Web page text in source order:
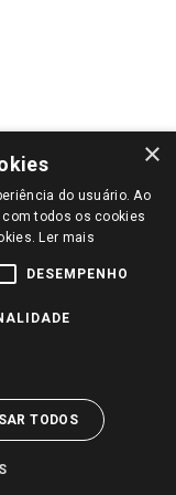
E SELECIONE A LOJA DE
DA SUA REGIÃO OU
SÃO VÁLIDOS APENAS
NA LOJA SELECIONADA
SITE PREVALECEM ANTE
DIREITOS RESERVADOS.
×
do usuário. Ao
todos os cookies
Ler mais
DESEMPENHO
TODOS